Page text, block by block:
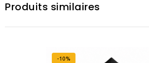
Produits similaires
-10%